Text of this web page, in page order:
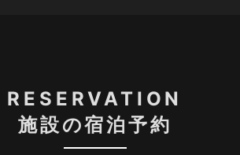
RESERVATION
施設の宿泊予約